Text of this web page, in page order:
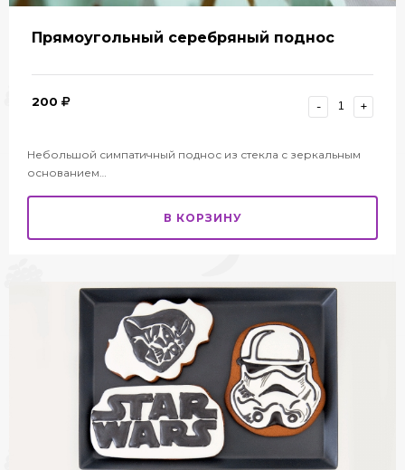
Прямоугольный серебряный поднос
200 - +
Небольшой симпатичный поднос из стекла с зеркальным
основанием…
В КОРЗИНУ